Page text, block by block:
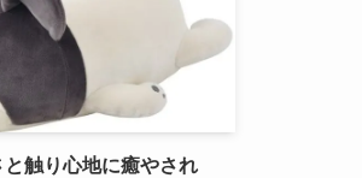
触り心地に癒やされ